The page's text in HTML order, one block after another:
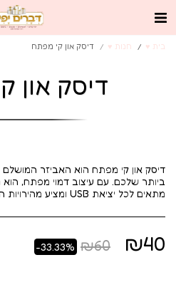
בית ♥️ חנות ♥️ דיסק און קי מפתח
דיסק און
דיסק און קי מפתח הוא האביזר
ביותר שלכם. עם עיצוב דמוי מפתח, הוא
מתאים לכל יציאת USB ומציע מהירויות העברת נתונים גבוהות.
₪40
₪60
-33.33%